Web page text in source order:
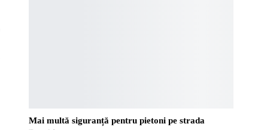
Mai multă siguranță pentru pietoni pe strada